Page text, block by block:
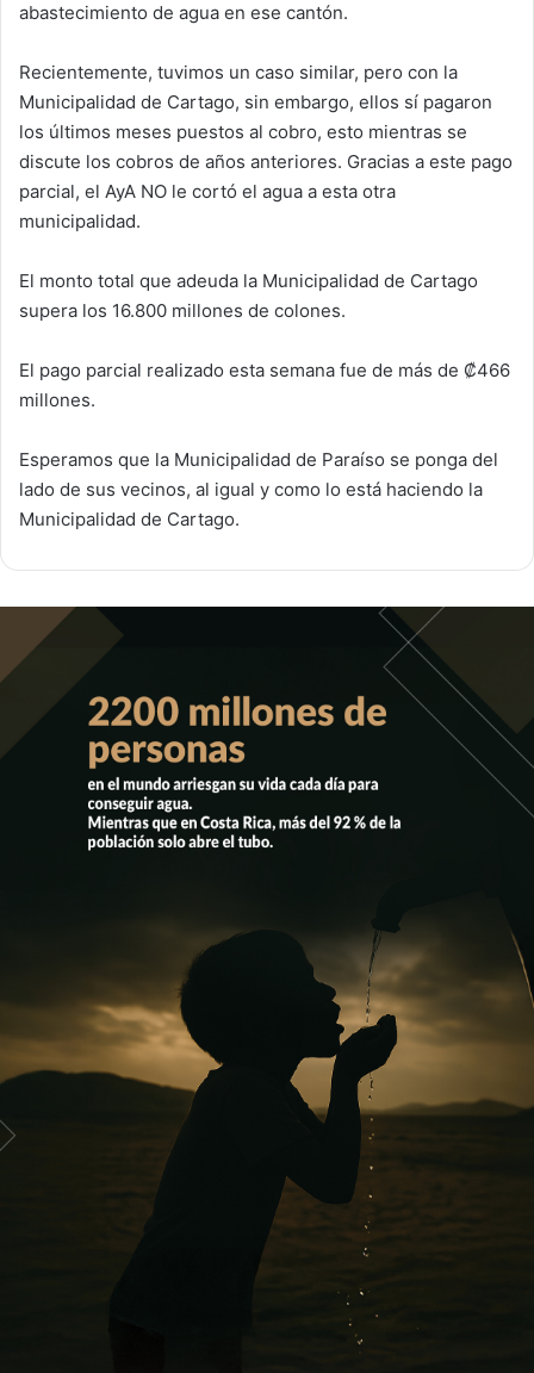
abastecimiento de agua en ese cantón.
Recientemente, tuvimos un caso similar, pero con la
Municipalidad de Cartago, sin embargo, ellos sí pagaron
los últimos meses puestos al cobro, esto mientras se
discute los cobros de años anteriores. Gracias a este pago
parcial, el AyA NO le cortó el agua a esta otra
municipalidad.
El monto total que adeuda la Municipalidad de Cartago
supera los 16.800 millones de colones.
El pago parcial realizado esta semana fue de más de ₡466
millones.
Esperamos que la Municipalidad de Paraíso se ponga del
lado de sus vecinos, al igual y como lo está haciendo la
Municipalidad de Cartago.